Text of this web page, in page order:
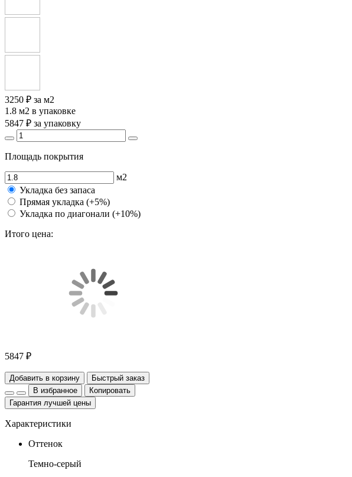
3250 ₽ за м2
1.8 м2 в упаковке
5847 ₽ за упаковку
Площадь покрытия
м2
Укладка без запаса
Прямая укладка (+5%)
Укладка по диагонали (+10%)
Итого цена:
5847 ₽
Добавить в корзину
Быстрый заказ
В избранное
Копировать
Гарантия лучшей цены
Характеристики
Оттенок
Темно-серый